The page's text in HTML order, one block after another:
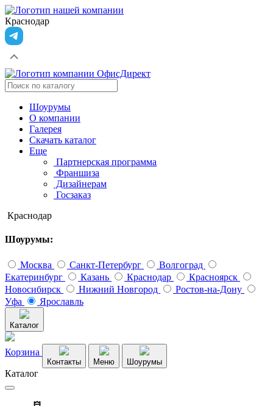
Краснодар
Шоурумы
О компании
Галерея
Скачать каталог
Еще
Партнерская программа
Франшиза
Дизайнерам
Госзаказ
Краснодар
Шоурумы:
Москва Санкт-Петербург
Волгоград
Екатеринбург
Казань Краснодар
Красноярск
Новосибирск
Нижний Новгород
Ростов-на-Дону
Уфа
Ярославль
Каталог
Корзина
Контакты Меню Шоурумы
Каталог